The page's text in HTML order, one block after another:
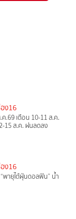
ง16
.69 เตือน 10-11 ส.ค.
15 ส.ค. ฝนลดลง
ง16
พายุไต้ฝุ่นดอลฟิน” น้ำ